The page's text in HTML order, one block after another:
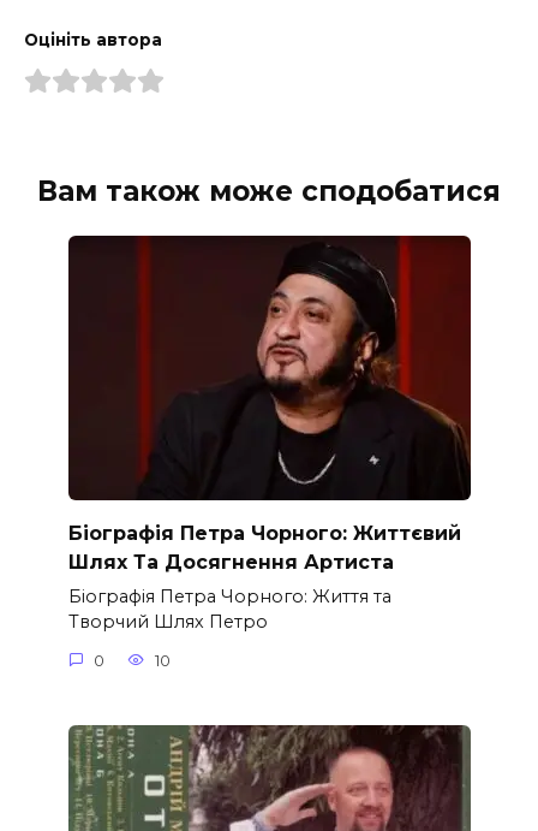
Оцініть автора
Вам також може сподобатися
Біографія Петра Чорного: Життєвий
Шлях Та Досягнення Артиста
Біографія Петра Чорного: Життя та
Творчий Шлях Петро
0 10